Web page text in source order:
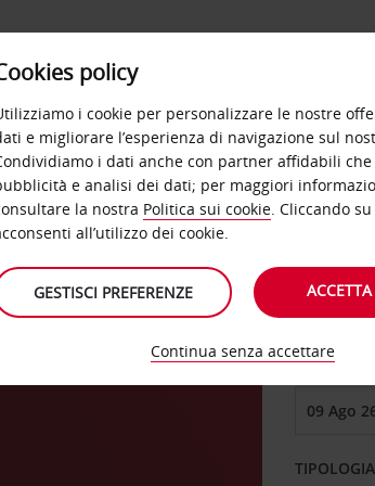
OFFERTE
DAL
policy
i cookie per personalizzare le nostre
e migliorare l’esperienza di navigazione sul
i dati anche con partner affidabili
e analisi dei dati; per maggiori
la nostra Politica sui cookie. Cliccando su
all’utilizzo dei cookie.
GESTISCI PREFERENZE
Continua senza accettare